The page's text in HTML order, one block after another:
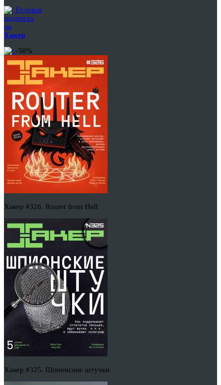
Годовая
подписка
на
Хакер
-50%
Хакер #326. Router from Hell
Хакер #325. Шпионские штучки